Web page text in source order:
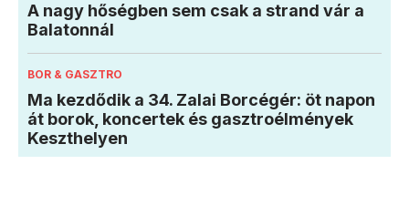
A nagy hőségben sem csak a strand vár a
Balatonnál
BOR & GASZTRO
Ma kezdődik a 34. Zalai Borcégér: öt napon
át borok, koncertek és gasztroélmények
Keszthelyen